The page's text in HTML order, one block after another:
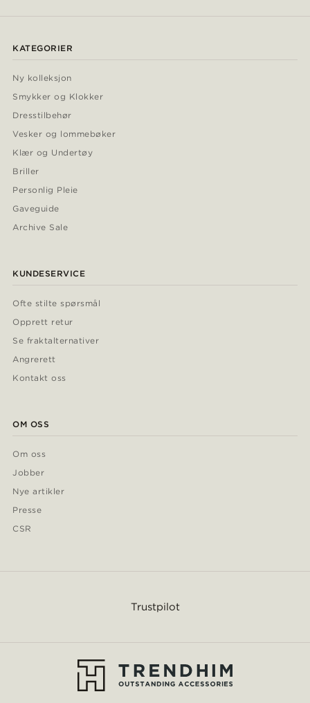
KATEGORIER
Ny kolleksjon
Smykker og Klokker
Dresstilbehør
Vesker og lommebøker
Klær og Undertøy
Briller
Personlig Pleie
Gaveguide
Archive Sale
KUNDESERVICE
Ofte stilte spørsmål
Opprett retur
Se fraktalternativer
Angrerett
Kontakt oss
OM OSS
Om oss
Jobber
Nye artikler
Presse
CSR
Trustpilot